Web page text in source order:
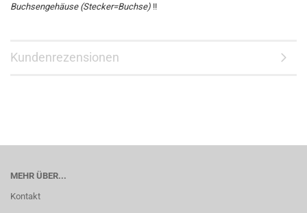
Buchsengehäuse (Stecker=Buchse) !!
Kundenrezensionen
MEHR ÜBER...
Kontakt